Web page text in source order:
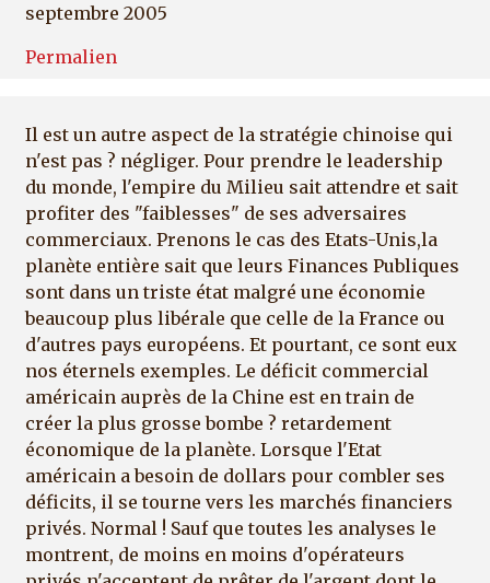
septembre 2005
Permalien
Il est un autre aspect de la stratégie chinoise qui
n'est pas ? négliger. Pour prendre le leadership
du monde, l'empire du Milieu sait attendre et sait
profiter des "faiblesses" de ses adversaires
commerciaux. Prenons le cas des Etats-Unis,la
planète entière sait que leurs Finances Publiques
sont dans un triste état malgré une économie
beaucoup plus libérale que celle de la France ou
d'autres pays européens. Et pourtant, ce sont eux
nos éternels exemples. Le déficit commercial
américain auprès de la Chine est en train de
créer la plus grosse bombe ? retardement
économique de la planète. Lorsque l'Etat
américain a besoin de dollars pour combler ses
déficits, il se tourne vers les marchés financiers
privés. Normal ! Sauf que toutes les analyses le
montrent, de moins en moins d'opérateurs